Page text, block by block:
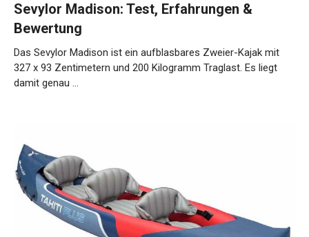
Sevylor Madison: Test, Erfahrungen &
Bewertung
Das Sevylor Madison ist ein aufblasbares Zweier-Kajak mit
327 x 93 Zentimetern und 200 Kilogramm Traglast. Es liegt
damit genau …